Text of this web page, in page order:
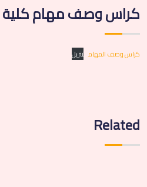
كراس وصف مهام كلية
كراس وصف المهام تنزيل
Related